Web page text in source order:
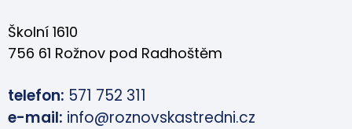
Školní 1610
756 61 Rožnov pod Radhoštěm
telefon: 571 752 311
e-mail: info@roznovskastredni.cz